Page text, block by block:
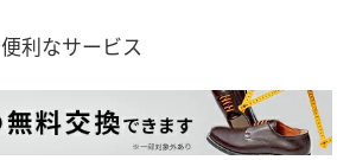
便利なサービス